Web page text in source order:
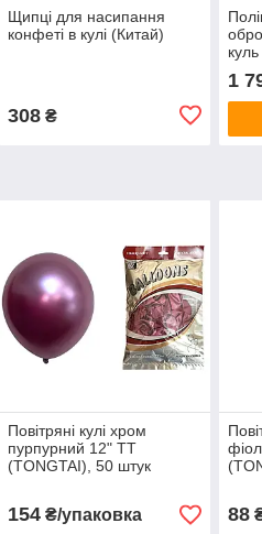
Щипці для насипання
конфеті в кулі (Китай)
308₴
1
Повітряні кулі хром
пурпурний 12" TT
(TONGTAI), 50 штук
154₴/упаковка 88